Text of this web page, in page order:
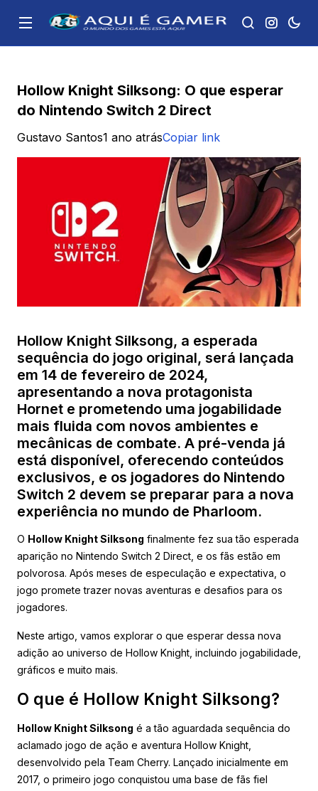
Hollow Knight Silksong: O que esperar
do Nintendo Switch 2 Direct
Gustavo Santos1 ano atrásCopiar link
Hollow Knight Silksong, a esperada
sequência do jogo original, será lançada
em 14 de fevereiro de 2024,
apresentando a nova protagonista
Hornet e prometendo uma jogabilidade
mais fluida com novos ambientes e
mecânicas de combate. A pré-venda já
está disponível, oferecendo conteúdos
exclusivos, e os jogadores do Nintendo
Switch 2 devem se preparar para a nova
experiência no mundo de Pharloom.
O Hollow Knight Silksong finalmente fez sua tão esperada
aparição no Nintendo Switch 2 Direct, e os fãs estão em
polvorosa. Após meses de especulação e expectativa, o
jogo promete trazer novas aventuras e desafios para os
jogadores.
Neste artigo, vamos explorar o que esperar dessa nova
adição ao universo de Hollow Knight, incluindo jogabilidade,
gráficos e muito mais.
O que é Hollow Knight Silksong?
Hollow Knight Silksong é a tão aguardada sequência do
aclamado jogo de ação e aventura Hollow Knight,
desenvolvido pela Team Cherry. Lançado inicialmente em
2017, o primeiro jogo conquistou uma base de fãs fiel